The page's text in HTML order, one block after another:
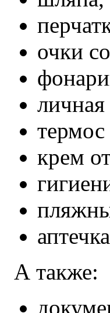
очки
крем
А также: